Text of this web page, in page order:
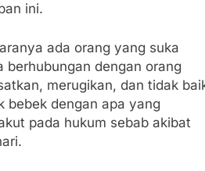
ini.
ada orang yang suka
berhubungan dengan orang
merugikan, dan tidak
bebek dengan apa yang
pada hukum sebab akibat